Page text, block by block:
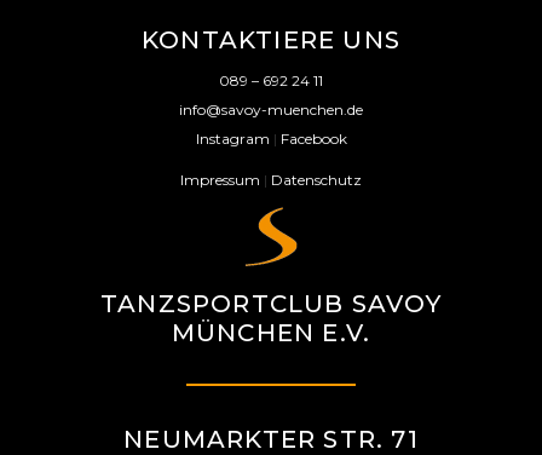
KONTAKTIERE UNS
089 – 692 24 11
info@savoy-muenchen.de
Instagram | Facebook
Impressum | Datenschutz
TANZSPORTCLUB SAVOY
MÜNCHEN E.V.
NEUMARKTER STR. 71